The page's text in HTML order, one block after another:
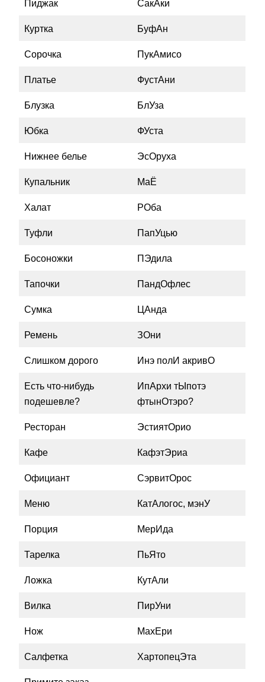
Пиджак СакАки
Куртка БуфАн
Сорочка ПукАмисо
Платье ФустАни
Блузка БлУза
Юбка ФУста
Нижнее белье ЭсОруха
Купальник МаЁ
Халат РОба
Туфли ПапУцью
Босоножки ПЭдила
Тапочки ПандОфлес
Сумка ЦАнда
Ремень ЗОни
Слишком дорого Инэ полИ акривО
Есть что-нибудь
подешевле?
ИпАрхи тЫпотэ
фтынОтэро?
Ресторан ЭстиятОрио
Кафе КафэтЭриа
Официант СэрвитОрос
Меню КатАлогос, мэнУ
Порция МерИда
Тарелка ПьЯто
Ложка КутАли
Вилка ПирУни
Нож МахЕри
Салфетка ХартопецЭта